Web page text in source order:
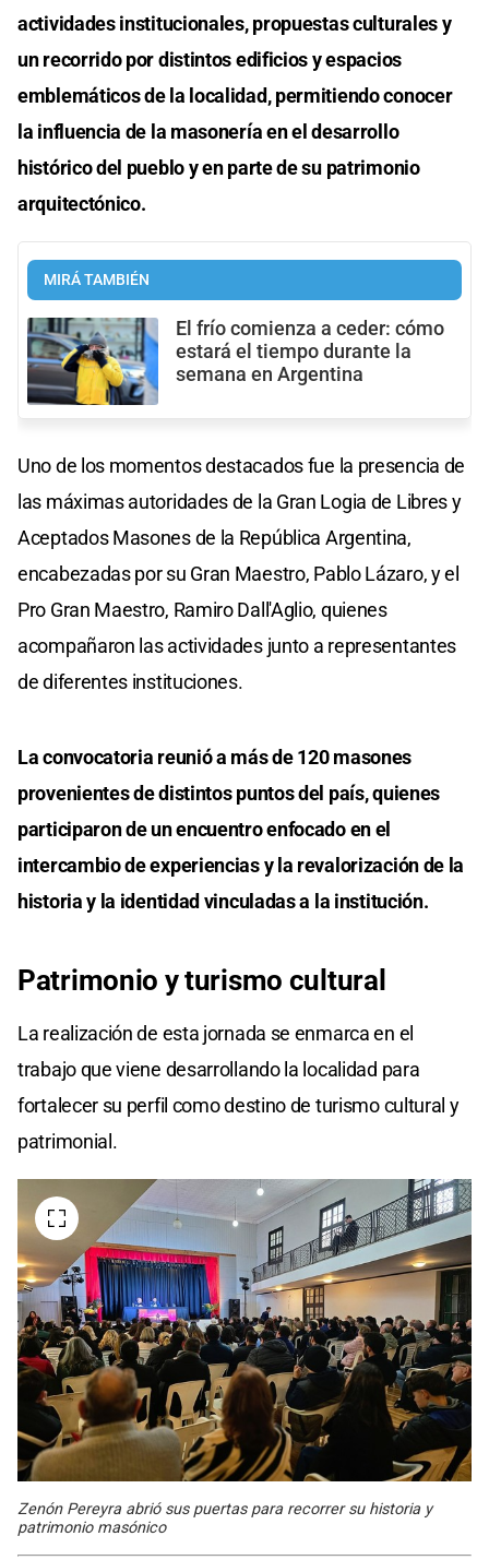
actividades institucionales, propuestas culturales y
un recorrido por distintos edificios y espacios
emblemáticos de la localidad, permitiendo conocer
la influencia de la masonería en el desarrollo
histórico del pueblo y en parte de su patrimonio
arquitectónico.
MIRÁ TAMBIÉN
El frío comienza a ceder: cómo
estará el tiempo durante la
semana en Argentina
Uno de los momentos destacados fue la presencia de
las máximas autoridades de la Gran Logia de Libres y
Aceptados Masones de la República Argentina,
encabezadas por su Gran Maestro, Pablo Lázaro, y el
Pro Gran Maestro, Ramiro Dall'Aglio, quienes
acompañaron las actividades junto a representantes
de diferentes instituciones.
La convocatoria reunió a más de 120 masones
provenientes de distintos puntos del país, quienes
participaron de un encuentro enfocado en el
intercambio de experiencias y la revalorización de la
historia y la identidad vinculadas a la institución.
Patrimonio y turismo cultural
La realización de esta jornada se enmarca en el
trabajo que viene desarrollando la localidad para
fortalecer su perfil como destino de turismo cultural y
patrimonial.
Zenón Pereyra abrió sus puertas para recorrer su historia y
patrimonio masónico